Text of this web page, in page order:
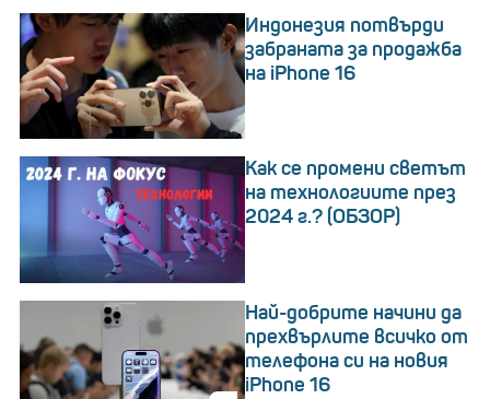
Индонезия потвърди
забраната за продажба
на iPhone 16
Как се промени светът
на технологиите през
2024 г.? (ОБЗОР)
Най-добрите начини да
прехвърлите всичко от
телефона си на новия
iPhone 16